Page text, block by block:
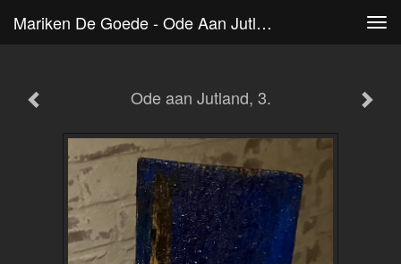
Mariken De Goede - Ode Aan Jutland, 3.
Ode aan Jutland, 3.